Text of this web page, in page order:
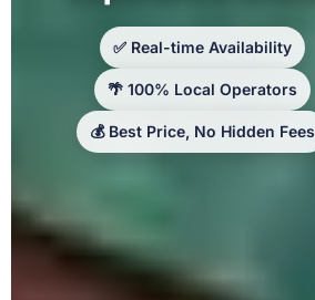
✅ Real-time Availability
🌴 100% Local Operators
💰 Best Price, No Hidden Fees